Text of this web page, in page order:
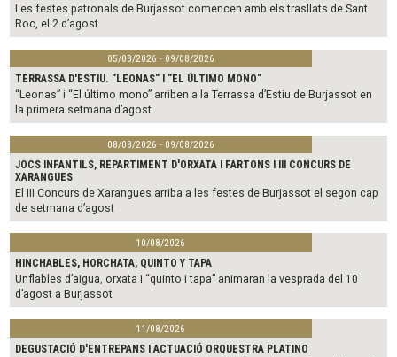
Les festes patronals de Burjassot comencen amb els trasllats de Sant
Roc, el 2 d’agost
05/08/2026 - 09/08/2026
TERRASSA D'ESTIU. "LEONAS" I "EL ÚLTIMO MONO"
“Leonas” i “El último mono” arriben a la Terrassa d’Estiu de Burjassot en
la primera setmana d’agost
08/08/2026 - 09/08/2026
JOCS INFANTILS, REPARTIMENT D'ORXATA I FARTONS I III CONCURS DE
XARANGUES
El III Concurs de Xarangues arriba a les festes de Burjassot el segon cap
de setmana d’agost
10/08/2026
HINCHABLES, HORCHATA, QUINTO Y TAPA
Unflables d’aigua, orxata i “quinto i tapa” animaran la vesprada del 10
d’agost a Burjassot
11/08/2026
DEGUSTACIÓ D'ENTREPANS I ACTUACIÓ ORQUESTRA PLATINO